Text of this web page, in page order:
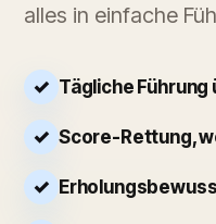
alles in einfache
Tägliche Führung
Score-Rettung,